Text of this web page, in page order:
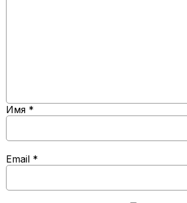
Имя *
Email *